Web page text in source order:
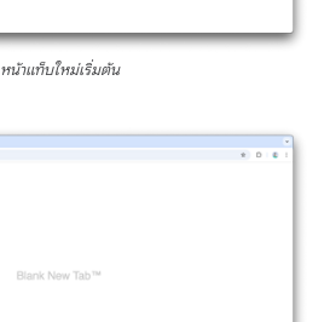
หน้าแท็บใหม่เริ่มต้น